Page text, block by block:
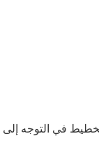
في التوجه إلى